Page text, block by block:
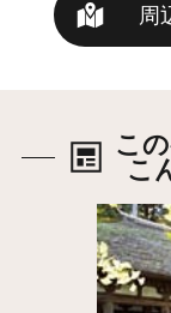
周
こ
こ
詳細は